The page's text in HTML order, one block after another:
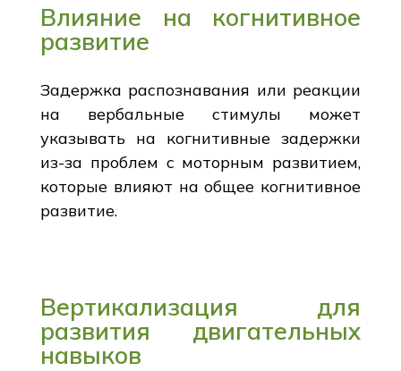
Влияние на когнитивное
развитие
Задержка распознавания или реакции
на вербальные стимулы может
указывать на когнитивные задержки
из-за проблем с моторным развитием,
которые влияют на общее когнитивное
развитие.
Вертикализация для
развития двигательных
навыков